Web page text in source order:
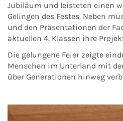
Jubiläum und leisteten einen
Gelingen des Festes. Neben
und den Präsentationen der
aktuellen 4. Klassen ihre
Die gelungene Feier zeigte
Menschen im Unterland mit
über Generationen hinweg